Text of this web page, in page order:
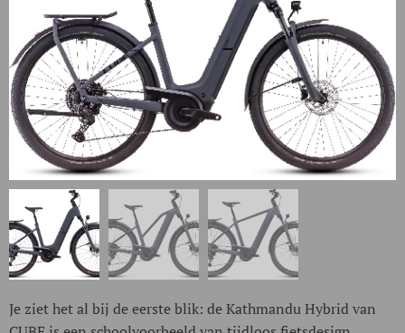
Je ziet het al bij de eerste blik: de Kathmandu Hybrid van